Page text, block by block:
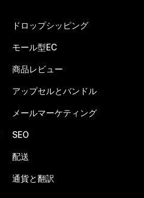
ドロップシッピング
モール型EC
商品レビュー
アップセルとバンドル
メールマーケティング
SEO
配送
通貨と翻訳